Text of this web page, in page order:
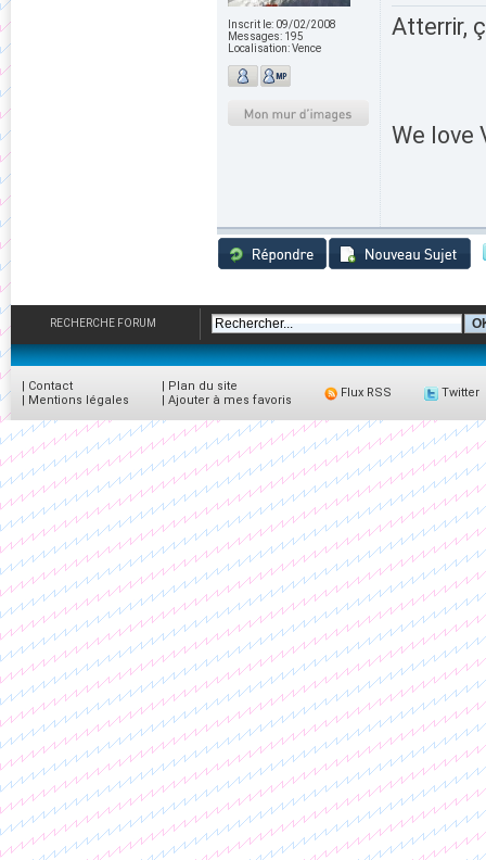
Inscrit le: 09/02/2008
Messages: 195
Localisation:Vence
Atterrir,
We love
RECHERCHE FORUM
| Contact
| Mentions légales
| Plan du site
| Ajouter à mes favoris
Flux RSS Twitter